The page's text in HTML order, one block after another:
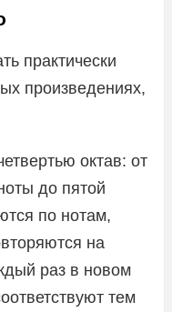
практически
произведениях,
октав: от
до пятой
по нотам,
на
раз в новом
тем